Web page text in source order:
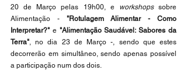
20 de Março pelas 19h00, e workshops sobre
Alimentação - "Rotulagem Alimentar - Como
Interpretar?" e "Alimentação Saudável: Sabores da
Terra", no dia 23 de Março -, sendo que estes
decorrerão em simultâneo, sendo apenas possível
a participação num dos dois.